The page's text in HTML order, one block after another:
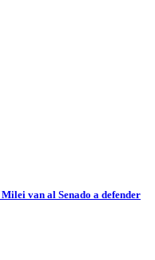
van al Senado a defender